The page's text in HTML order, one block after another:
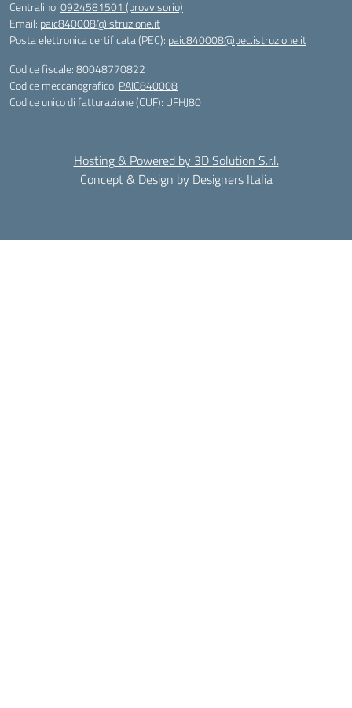
Centralino:0924581501 (provvisorio)
Email: paic840008@istruzione.it
Posta elettronica certificata (PEC): paic840008@pec.istruzione.it
Codice fiscale: 80048770822
Codice meccanografico: PAIC840008
Codice unico di fatturazione (CUF): UFHJ80
Hosting & Powered by 3D Solution S.r.l.
Concept & Design by Designers Italia